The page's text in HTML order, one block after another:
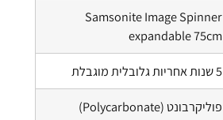
Samsonite Image Spinner
expandable 75cm
5 שנות אחריות גלובלית מוגבלת
פוליקרבונט (Polycarbonate)